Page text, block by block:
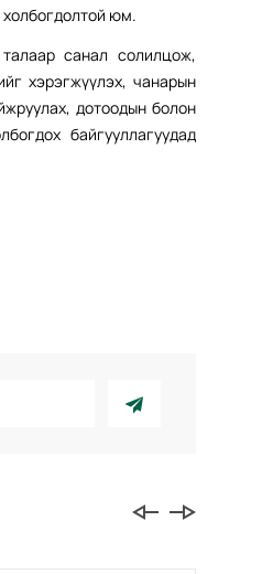
юм.
санал солилцож,
хэрэгжүүлэх, чанарын
дотоодын болон
байгууллагуудад